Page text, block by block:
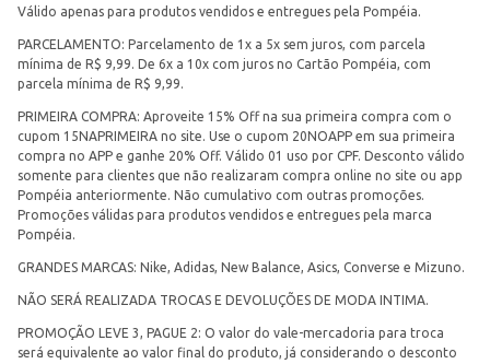
Válido apenas para produtos vendidos e entregues pela Pompéia.
PARCELAMENTO: Parcelamento de 1x a 5x sem juros, com parcela
mínima de R$ 9,99. De 6x a 10x com juros no Cartão Pompéia, com
parcela mínima de R$ 9,99.
PRIMEIRA COMPRA: Aproveite 15% Off na sua primeira compra com o
cupom 15NAPRIMEIRA no site. Use o cupom 20NOAPP em sua primeira
compra no APP e ganhe 20% Off. Válido 01 uso por CPF. Desconto válido
somente para clientes que não realizaram compra online no site ou app
Pompéia anteriormente. Não cumulativo com outras promoções.
Promoções válidas para produtos vendidos e entregues pela marca
Pompéia.
GRANDES MARCAS: Nike, Adidas, New Balance, Asics, Converse e Mizuno.
NÃO SERÁ REALIZADA TROCAS E DEVOLUÇÕES DE MODA INTIMA.
PROMOÇÃO LEVE 3, PAGUE 2: O valor do vale-mercadoria para troca
será equivalente ao valor final do produto, já considerando o desconto